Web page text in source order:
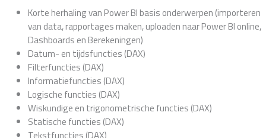
Korte herhaling van Power BI basis onderwerpen (importeren
van data, rapportages maken, uploaden naar Power BI online,
Dashboards en Berekeningen)
Datum- en tijdsfuncties (DAX)
Filterfuncties (DAX)
Informatiefuncties (DAX)
Logische functies (DAX)
Wiskundige en trigonometrische functies (DAX)
Statische functies (DAX)